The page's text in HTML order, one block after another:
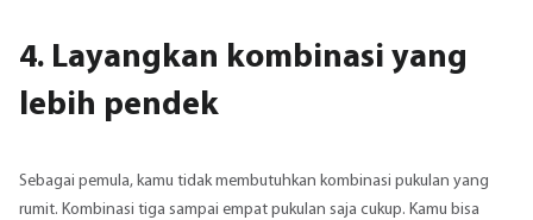
4. Layangkan kombinasi yang
lebih pendek
Sebagai pemula, kamu tidak membutuhkan kombinasi pukulan yang
rumit. Kombinasi tiga sampai empat pukulan saja cukup. Kamu bisa